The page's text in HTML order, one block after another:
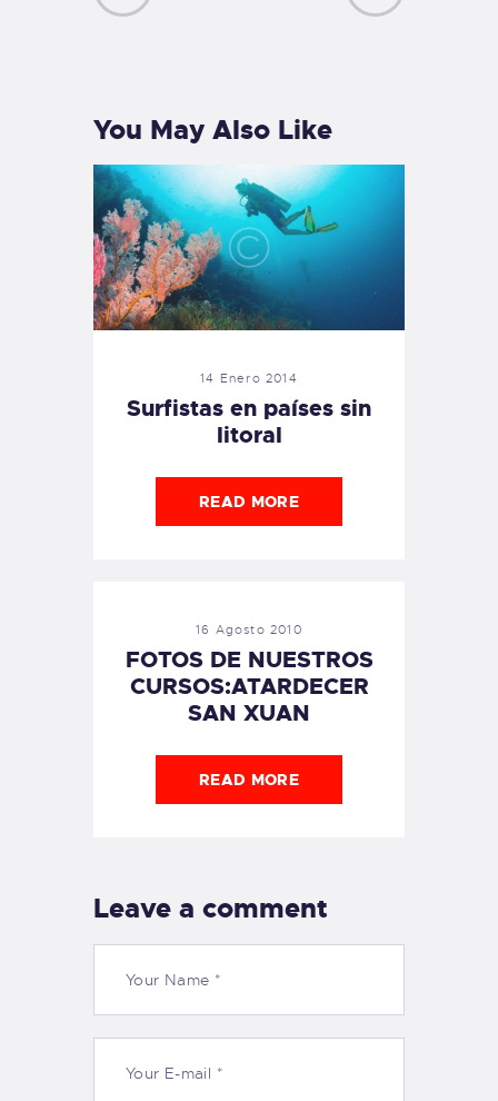
You May Also Like
14 Enero 2014
Surfistas en países sin
litoral
READ MORE
16 Agosto 2010
FOTOS DE NUESTROS
CURSOS:ATARDECER
SAN XUAN
READ MORE
Leave a comment